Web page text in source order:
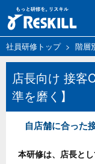
社員研修トップ> 階層
店長向け 接客
準を磨く】
自店舗に合った
本研修は、店長と